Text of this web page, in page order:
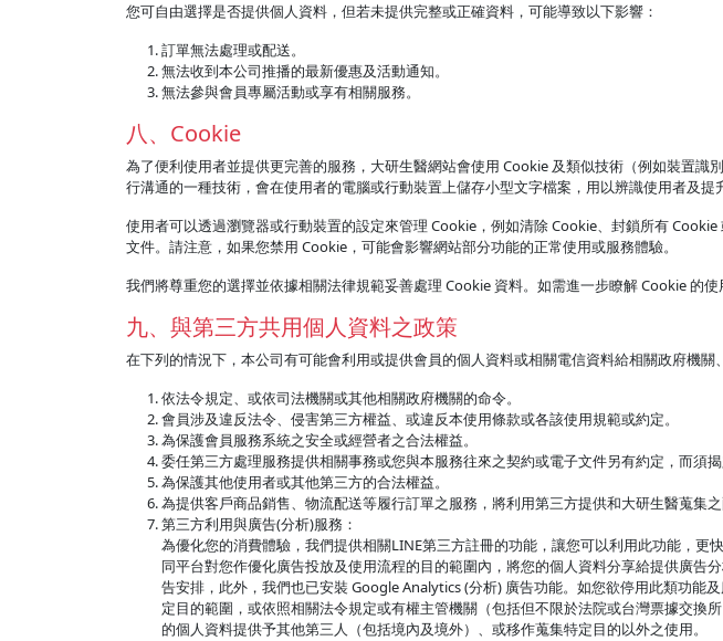
您可自由選擇是否提供個人資料，但若未提供完整或正確資料，可能導致以下影響：
訂單無法處理或配送。
無法收到本公司推播的最新優惠及活動通知。
無法參與會員專屬活動或享有相關服務。
八、Cookie
為了便利使用者並提供更完善的服務，大研生醫網站會使用 Cookie 及類似技術（例如裝置
行溝通的一種技術，會在使用者的電腦或行動裝置上儲存小型文字檔案，用以辨識使用者及提
使用者可以透過瀏覽器或行動裝置的設定來管理 Cookie，例如清除 Cookie、封鎖所有
文件。請注意，如果您禁用 Cookie，可能會影響網站部分功能的正常使用或服務體驗。
我們將尊重您的選擇並依據相關法律規範妥善處理 Cookie 資料。如需進一步瞭解 Cookie 的
九、與第三方共用個人資料之政策
在下列的情況下，本公司有可能會利用或提供會員的個人資料或相關電信資料給相關政府機
依法令規定、或依司法機關或其他相關政府機關的命令。
會員涉及違反法令、侵害第三方權益、或違反本使用條款或各該使用規範或約定。
為保護會員服務系統之安全或經營者之合法權益。
委任第三方處理服務提供相關事務或您與本服務往來之契約或電子文件另有約定，而須揭
為保護其他使用者或其他第三方的合法權益。
為提供客戶商品銷售、物流配送等履行訂單之服務，將利用第三方提供和大研生醫蒐集之
第三方利用與廣告(分析)服務：
為優化您的消費體驗，我們提供相關LINE第三方註冊的功能，讓您可以利用此功能，
同平台對您作優化廣告投放及使用流程的目的範圍內，將您的個人資料分享給提供廣
告安排，此外，我們也已安裝 Google Analytics (分析) 廣告功能。如您欲停用此類功
定目的範圍，或依照相關法令規定或有權主管機關（包括但不限於法院或台灣票據交
的個人資料提供予其他第三人（包括境內及境外）、或移作蒐集特定目的以外之使用。